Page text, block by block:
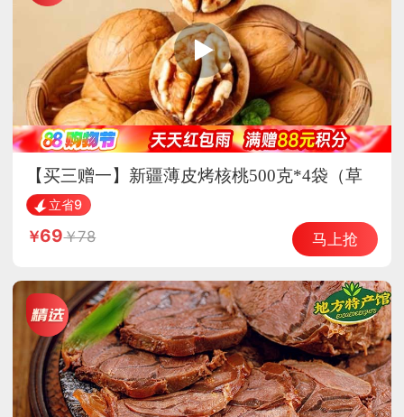
【买三赠一】新疆薄皮烤核桃500克*4袋（草
本味）熟核桃 坚果 酥脆可口
立省9
69 78 马上抢